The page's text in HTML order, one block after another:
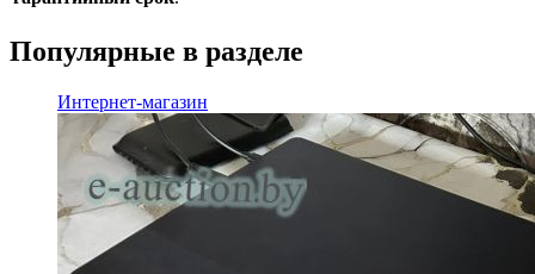
Популярные в разделе
Интернет-магазин